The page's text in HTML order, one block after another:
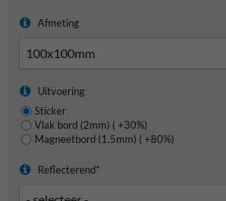
Afmeting
Uitvoering
Sticker
Vlak bord (2mm) ( +30%)
Magneetbord (1,5mm) ( +80%)
Reflecterend*